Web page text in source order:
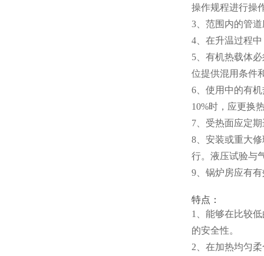
操作规程进行操
3、范围内的管
4、在升温过程
5、有机热载体
位提供混用条件
6、使用中的有
10%时，应更换
7、受热面应定
8、安装或重大
行。液压试验与
9、锅炉房应有
特点：
1、能够在比较
的安全性。
2、在加热均匀